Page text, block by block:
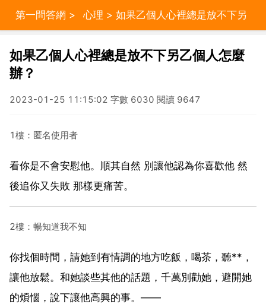
第一問答網 > 心理 > 如果乙個人心裡總是放不下另
乙個人怎麼辦？
如果乙個人心裡總是放不下另乙個人怎麼
辦？
2023-01-25 11:15:02 字數 6030 閱讀 9647
1樓：匿名使用者
看你是不會安慰他。順其自然 別讓他認為你喜歡他 然
後追你又失敗 那樣更痛苦。
2樓：暢知道我不知
你找個時間，請她到有情調的地方吃飯，喝茶，聽**，
讓他放鬆。和她談些其他的話題，千萬別勸她，避開她
的煩惱，說下讓他高興的事。——